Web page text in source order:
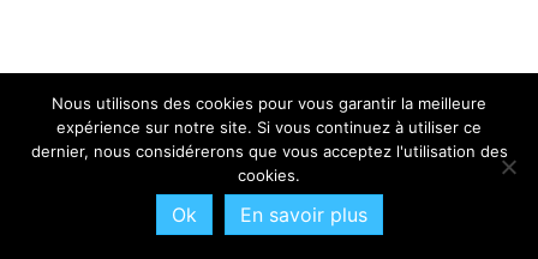
Nous utilisons des cookies pour vous garantir la meilleure
expérience sur notre site. Si vous continuez à utiliser ce
dernier, nous considérerons que vous acceptez l'utilisation des
cookies.
Ok En savoir plus